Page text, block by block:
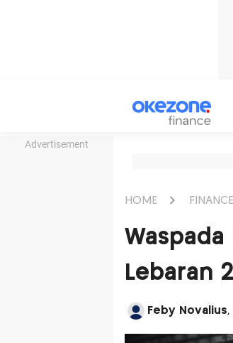
Advertisement
HOME FINANCE
Lebaran
Feby Novalius,